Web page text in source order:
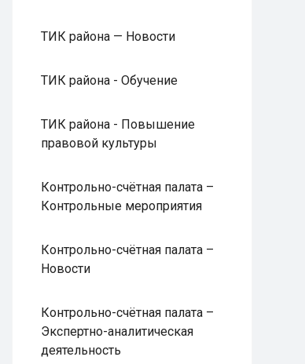
ТИК района — Новости
ТИК района - Обучение
ТИК района - Повышение
правовой культуры
Контрольно-счётная палата –
Контрольные мероприятия
Контрольно-счётная палата –
Новости
Контрольно-счётная палата –
Экспертно-аналитическая
деятельность